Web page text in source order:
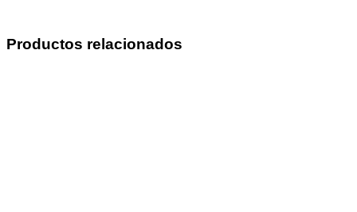
Productos relacionados